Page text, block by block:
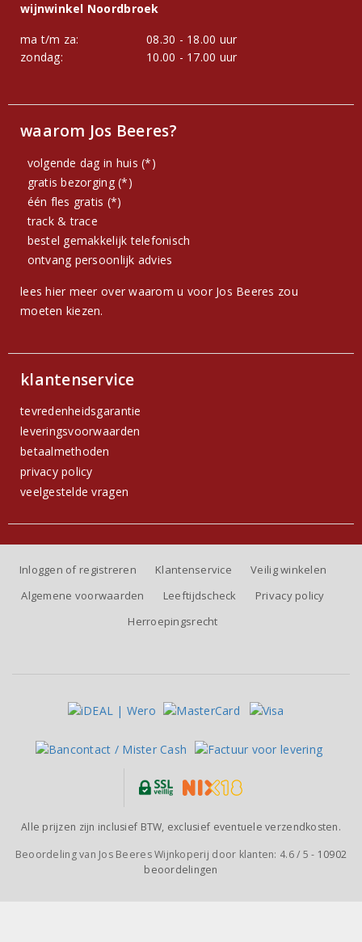
wijnwinkel Noordbroek
ma t/m za:
08.30 - 18.00 uur
zondag:
10.00 - 17.00 uur
waarom Jos Beeres?
volgende dag in huis (*)
gratis bezorging (*)
één fles gratis (*)
track & trace
bestel gemakkelijk telefonisch
ontvang persoonlijk advies
lees hier meer over waarom u voor Jos Beeres zou
moeten kiezen.
klantenservice
tevredenheidsgarantie
leveringsvoorwaarden
betaalmethoden
privacy policy
veelgestelde vragen
Inloggen of registreren Klantenservice
Veilig winkelen
Algemene voorwaarden
Leeftijdscheck
Privacy policy
Herroepingsrecht
Alle prijzen zijn inclusief BTW, exclusief eventuele verzendkosten.
Beoordeling van Jos Beeres Wijnkoperij door klanten: 4.6/ 5 - 10902
beoordelingen